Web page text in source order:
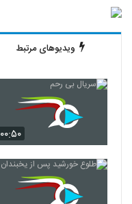
ویدیوهای مرتبط
۰۰:۵۰